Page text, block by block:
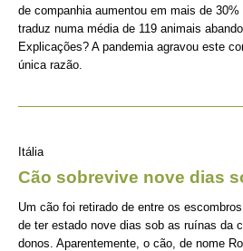
de companhia aumentou em mais de
traduz numa média de 119 animais
Explicações? A pandemia agravou este
única razão.
Itália
Cão sobrevive nove dias
Um cão foi retirado de entre os
de ter estado nove dias sob as ruínas da
donos. Aparentemente, o cão, de nome